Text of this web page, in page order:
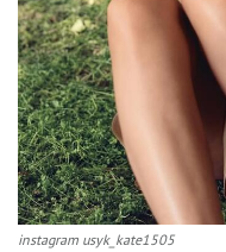
instagram usyk_kate1505